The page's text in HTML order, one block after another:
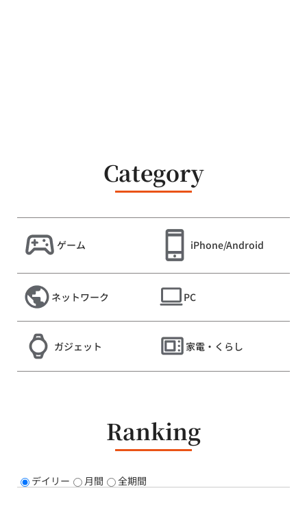
Category
ゲーム iPhone/Android
ネットワーク PC
ガジェット 家電・くらし
Ranking
デイリー 月間 全期間